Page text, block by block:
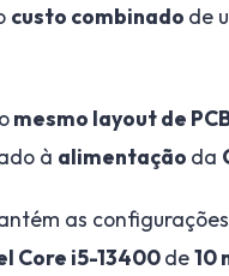
custo combinado de
mesmo layout de
à alimentação da
as
Core i5-13400de10